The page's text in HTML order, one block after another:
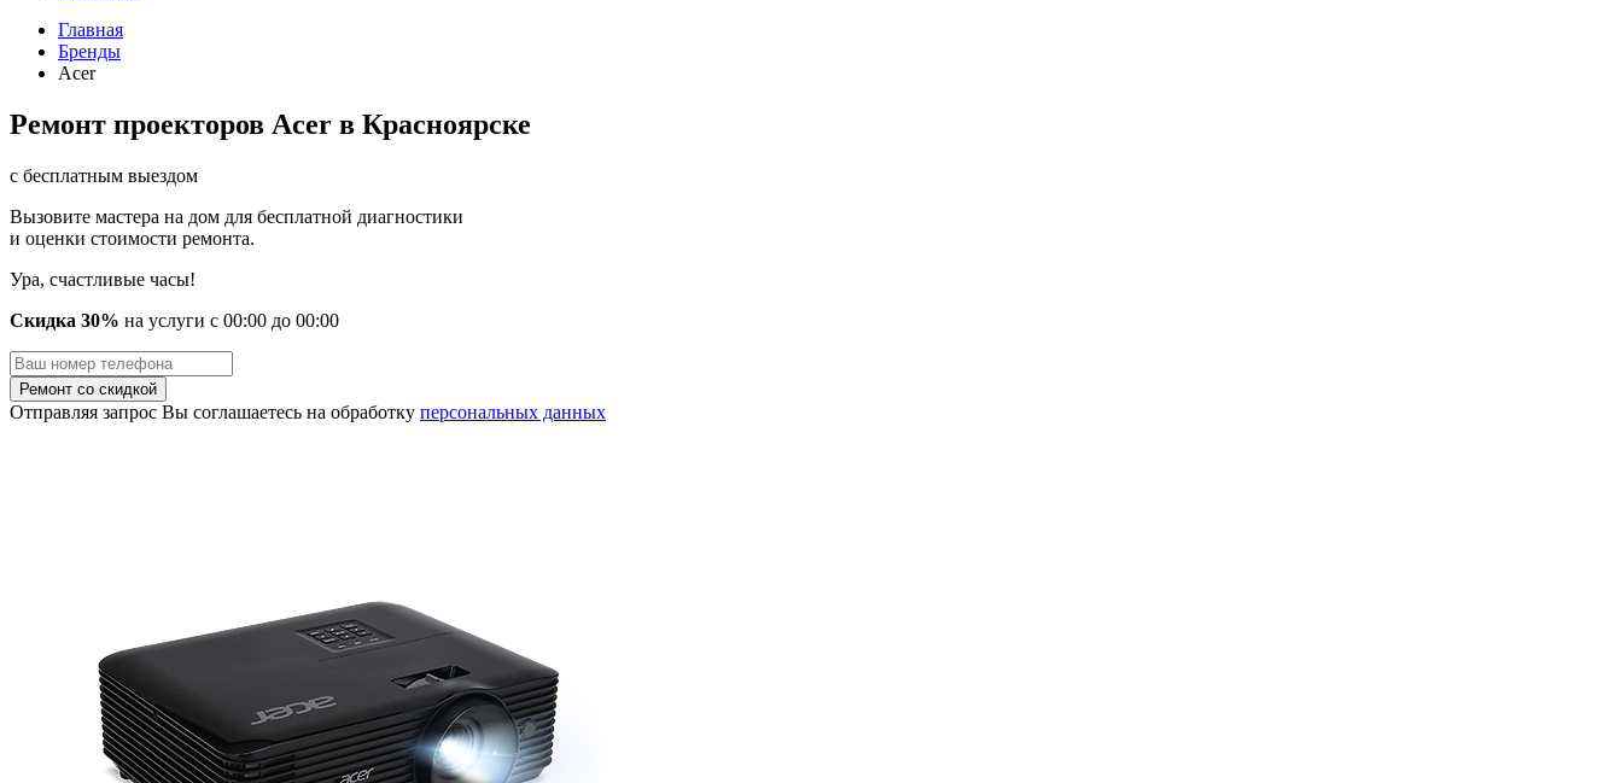
Главная
Бренды
Acer
Ремонт проекторов Acer в Красноярске
с бесплатным выездом
Вызовите мастера на дом для бесплатной диагностики
и оценки стоимости ремонта.
Ура, счастливые часы!
Скидка 30% на услуги с 00:00 до 00:00
Отправляя запрос Вы соглашаетесь на обработку персональных данных